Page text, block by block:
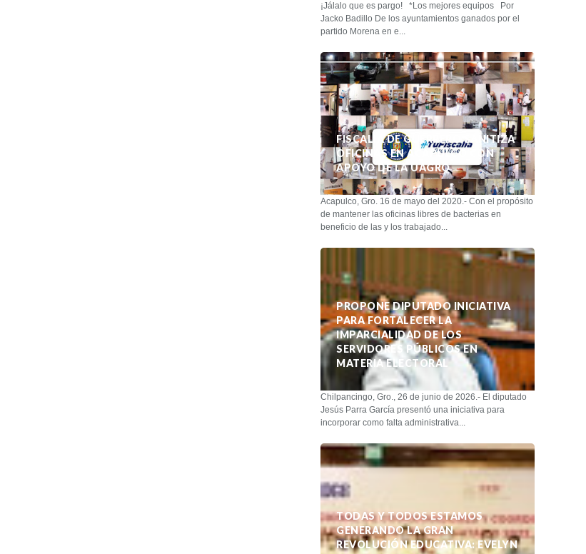
¡Jálalo que es pargo! *Los mejores equipos Por
Jacko Badillo De los ayuntamientos ganados por el
partido Morena en e...
FISCALÍA DE GUERRERO SANITIZA
OFICINAS EN ACAPULCO CON
APOYO DE LA UAGRO
Acapulco, Gro. 16 de mayo del 2020.- Con el propósito
de mantener las oficinas libres de bacterias en
beneficio de las y los trabajado...
PROPONE DIPUTADO INICIATIVA
PARA FORTALECER LA
IMPARCIALIDAD DE LOS
SERVIDORES PÚBLICOS EN
MATERIA ELECTORAL
Chilpancingo, Gro., 26 de junio de 2026.- El diputado
Jesús Parra García presentó una iniciativa para
incorporar como falta administrativa...
TODAS Y TODOS ESTAMOS
GENERANDO LA GRAN
REVOLUCIÓN EDUCATIVA: EVELYN